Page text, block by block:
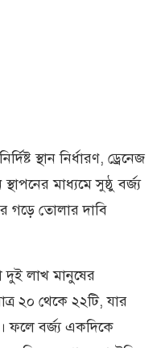
স্থান নির্ধারণ, ড্রেনেজ
মাধ্যমে সুষ্ঠু বর্জ্য
গড়ে তোলার দাবি
দুই লাখ মানুষের
২০ থেকে ২২টি, যার
ফলে বর্জ্য একদিকে